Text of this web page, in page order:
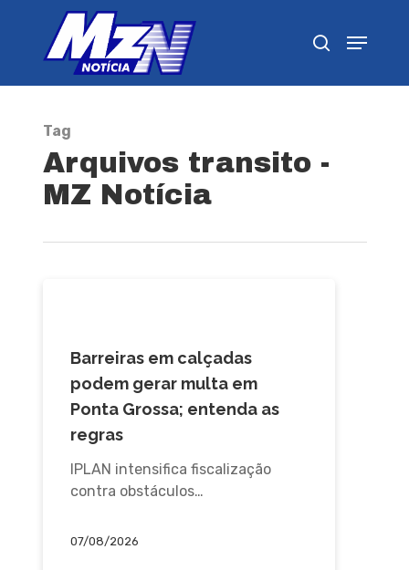
Tag
Arquivos transito -
MZ Notícia
Barreiras em calçadas
podem gerar multa em
Ponta Grossa; entenda as
regras
IPLAN intensifica fiscalização
contra obstáculos…
07/08/2026